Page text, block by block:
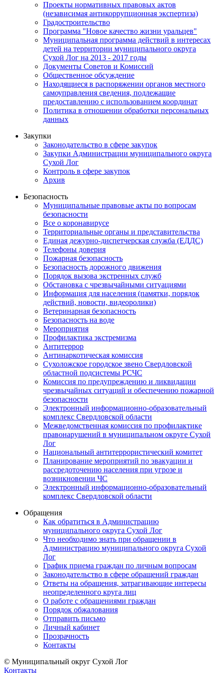
Проекты нормативных правовых актов
(независимая антикоррупционная экспертиза)
Градостроительство
Программа "Новое качество жизни уральцев"
Муниципальная программа действий в интересах
детей на территории муниципального округа
Сухой Лог на 2013 - 2017 годы
Документы Советов и Комиссий
Общественное обсуждение
Находящиеся в распоряжении органов местного
самоуправления сведения, подлежащие
предоставлению с использованием координат
Политика в отношении обработки персональных
данных
Закупки
Законодательство в сфере закупок
Закупки Администрации муниципального округа
Сухой Лог
Контроль в сфере закупок
Архив
Безопасность
Муниципальные правовые акты по вопросам
безопасности
Все о коронавирусе
Территориальные органы и представительства
Единая дежурно-диспетчерская служба (ЕДДС)
Телефоны доверия
Пожарная безопасность
Безопасность дорожного движения
Порядок вызова экстренных служб
Обстановка с чрезвычайными ситуациями
Информация для населения (памятки, порядок
действий, новости, видеоролики)
Ветеринарная безопасность
Безопасность на воде
Мероприятия
Профилактика экстремизма
Антитеррор
Антинаркотическая комиссия
Сухоложское городское звено Свердловской
областной подсистемы РСЧС
Комиссия по предупреждению и ликвидации
чрезвычайных ситуаций и обеспечению пожарной
безопасности
Электронный информационно-образовательный
комплекс Cвердловской области
Межведомственная комиссия по профилактике
правонарушений в муниципальном округе Сухой
Лог
Национальный антитеррористический комитет
Планирование мероприятий по эвакуации и
рассредоточению населения при угрозе и
возникновении ЧС
Электронный информационно-образовательный
комплекс Свердловской области
Обращения
Как обратиться в Администрацию
муниципального округа Сухой Лог
Что необходимо знать при обращении в
Администрацию муниципального округа Сухой
Лог
График приема граждан по личным вопросам
Законодательство в сфере обращений граждан
Ответы на обращения, затрагивающие интересы
неопределенного круга лиц
О работе с обращениями граждан
Порядок обжалования
Отправить письмо
Личный кабинет
Прозрачность
Контакты
© Муниципальный округ Сухой Лог
Контакты